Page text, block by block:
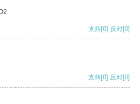
支持[0] 反对[0]
支持[0] 反对[0]